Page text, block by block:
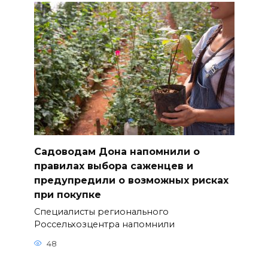
Садоводам Дона напомнили о
правилах выбора саженцев и
предупредили о возможных рисках
при покупке
Специалисты регионального
Россельхозцентра напомнили
48